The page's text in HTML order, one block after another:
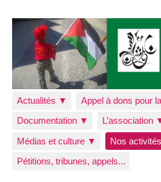
Actualités ▼ Appel à dons pour
Documentation ▼
L’association
Médias et culture ▼
Nos
Pétitions, tribunes, appels...